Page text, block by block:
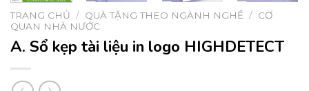
TRANG CHỦ / QUÀ TẶNG THEO NGÀNH NGHỀ / CƠ
QUAN NHÀ NƯỚC
A. Sổ kẹp tài liệu in logo HIGHDETECT